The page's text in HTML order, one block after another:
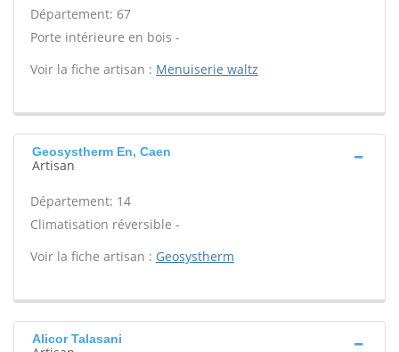
Département: 67
Porte intérieure en bois -
Voir la fiche artisan : Menuiserie waltz
Geosystherm En, Caen
Artisan
Département: 14
Climatisation réversible -
Voir la fiche artisan : Geosystherm
Alicor Talasani